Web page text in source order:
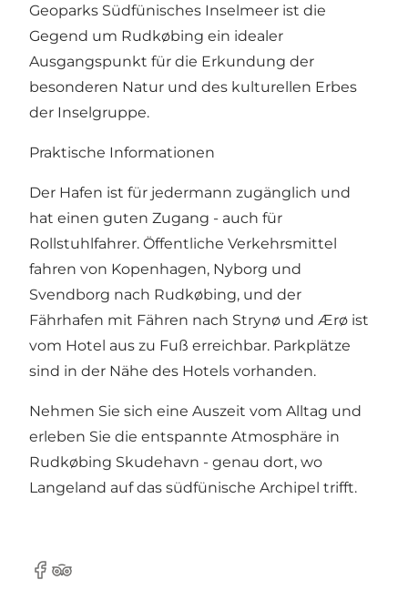
Geoparks Südfünisches Inselmeer ist die
Gegend um Rudkøbing ein idealer
Ausgangspunkt für die Erkundung der
besonderen Natur und des kulturellen Erbes
der Inselgruppe.
Praktische Informationen
Der Hafen ist für jedermann zugänglich und
hat einen guten Zugang - auch für
Rollstuhlfahrer. Öffentliche Verkehrsmittel
fahren von Kopenhagen, Nyborg und
Svendborg nach Rudkøbing, und der
Fährhafen mit Fähren nach Strynø und Ærø ist
vom Hotel aus zu Fuß erreichbar. Parkplätze
sind in der Nähe des Hotels vorhanden.
Nehmen Sie sich eine Auszeit vom Alltag und
erleben Sie die entspannte Atmosphäre in
Rudkøbing Skudehavn - genau dort, wo
Langeland auf das südfünische Archipel trifft.
Facebook
Tripadvisor